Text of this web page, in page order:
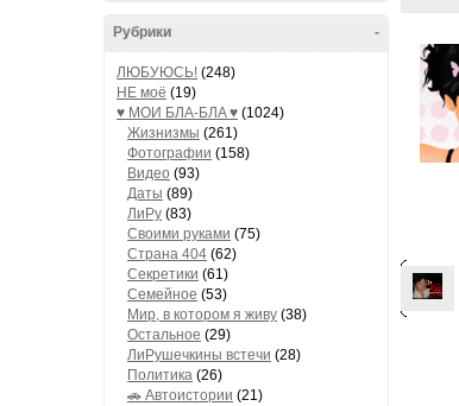
-
Рубрики
ЛЮБУЮСЬ! (248)
НЕ моё (19)
♥ МОИ БЛA-БЛA ♥ (1024)
Жизнизмы (261)
Фотографии (158)
Видео (93)
Даты (89)
ЛиРу (83)
Своими руками (75)
Страна 404 (62)
Секретики (61)
Семейное (53)
Мир, в котором я живу (38)
Остальное (29)
ЛиРушечкины встечи (28)
Политика (26)
🚗 Автоистории (21)